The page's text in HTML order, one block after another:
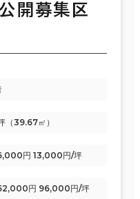
開募集区
（39.67㎡）
円 13,000円/坪
円 96,000円/坪